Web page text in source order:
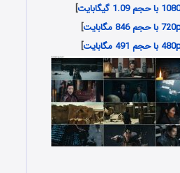
]
]
]